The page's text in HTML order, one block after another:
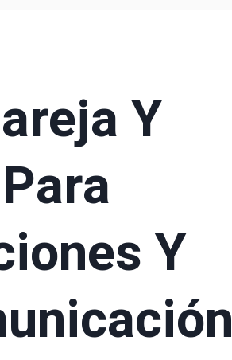
Y
Y